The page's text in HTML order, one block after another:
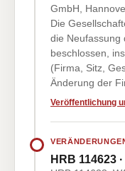
GmbH,
Die
die Neufassung
beschlossen,
(Firma, Sitz,
Änderung der
Veröffentlichung
HRB 114623